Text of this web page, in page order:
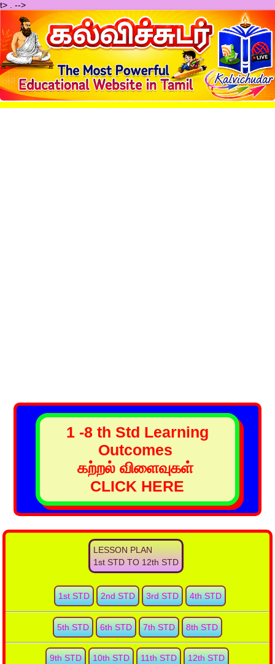
t> -->
1 -8 th Std Learning
Outcomes
கற்றல் விளைவுகள்
CLICK HERE
LESSON PLAN
1st STD TO 12th STD
1st STD 2nd STD 3rd STD 4th STD
5th STD 6th STD 7th STD 8th STD
9th STD 10th STD 11th STD 12th STD